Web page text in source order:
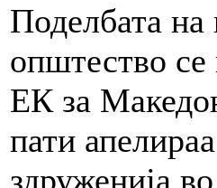
Поделбата на
општество се
ЕК за
пати
здруженија